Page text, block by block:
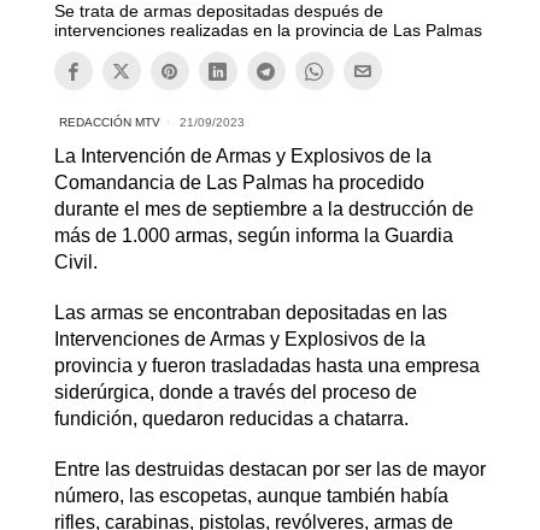
Se trata de armas depositadas después de
intervenciones realizadas en la provincia de Las Palmas
REDACCIÓN MTV 21/09/2023
La Intervención de Armas y Explosivos de la
Comandancia de Las Palmas ha procedido
durante el mes de septiembre a la destrucción de
más de 1.000 armas, según informa la Guardia
Civil.
Las armas se encontraban depositadas en las
Intervenciones de Armas y Explosivos de la
provincia y fueron trasladadas hasta una empresa
siderúrgica, donde a través del proceso de
fundición, quedaron reducidas a chatarra.
Entre las destruidas destacan por ser las de mayor
número, las escopetas, aunque también había
rifles, carabinas, pistolas, revólveres, armas de